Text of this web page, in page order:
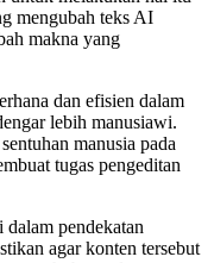
mengubah teks AI
makna yang
dan efisien dalam
lebih manusiawi.
manusia pada
tugas pengeditan
pendekatan
agar konten tersebut